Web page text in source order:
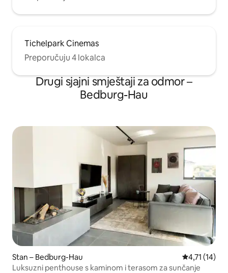
Tichelpark Cinemas
Preporučuju 4 lokalca
Drugi sjajni smještaji za odmor –
Bedburg-Hau
Stan – Bedburg-Hau Prosječna
4,71 (14)
Luksuzni penthouse s kaminom i terasom za sunčanje